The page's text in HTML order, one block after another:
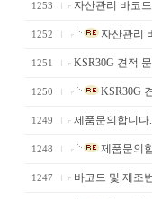
1253 자산관리 바코
1252 자산관리
1251 KSR30G 견적
1250 KSR30G
1249 제품문의합니다.
1248 제품문의
1247 바코드 및 제조